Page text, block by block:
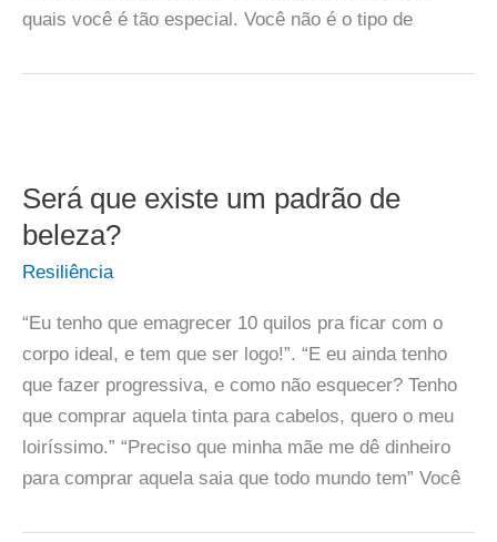
quais você é tão especial. Você não é o tipo de
Será que existe um padrão de
beleza?
Resiliência
“Eu tenho que emagrecer 10 quilos pra ficar com o
corpo ideal, e tem que ser logo!”. “E eu ainda tenho
que fazer progressiva, e como não esquecer? Tenho
que comprar aquela tinta para cabelos, quero o meu
loiríssimo.” “Preciso que minha mãe me dê dinheiro
para comprar aquela saia que todo mundo tem” Você